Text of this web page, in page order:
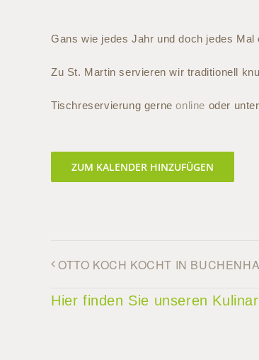
Gans wie jedes Jahr und doch jedes Mal
Zu St. Martin servieren wir traditionell
Tischreservierung gerneonline oder
ZUM KALENDER HINZUFÜGEN
OTTO KOCH KOCHT IN
Hier finden Sie unseren